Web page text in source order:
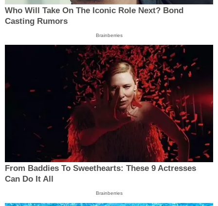
Who Will Take On The Iconic Role Next? Bond
Casting Rumors
Brainberries
From Baddies To Sweethearts: These 9 Actresses
Can Do It All
Brainberries